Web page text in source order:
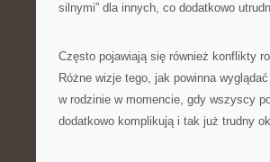
silnymi” dla innych, co dodatkowo
Często pojawiają się również konflikty
Różne wizje tego, jak powinna
w rodzinie w momencie, gdy wszyscy
dodatkowo komplikują i tak już trudny